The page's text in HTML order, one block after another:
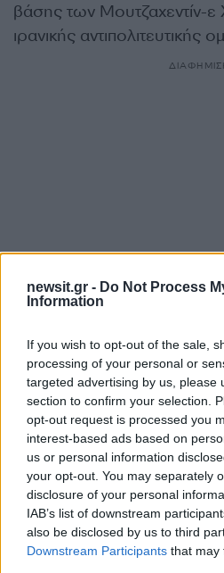
newsit.gr - Do Not Process
Information
If you wish to opt-out of the sale,
processing of your personal or
targeted advertising by us, please
section to confirm your selection.
opt-out request is processed you
interest-based ads based on
us or personal information
your opt-out. You may separately
disclosure of your personal
IAB’s list of downstream
also be disclosed by us to third
Downstream Participants that may
βάσης των Μουτζαχεντίν-ε
ιρανικής αντιπολιτευτικής
Αν τα χάσατε
Σέρρες: Βίντεο
ντοκουμέντο από το